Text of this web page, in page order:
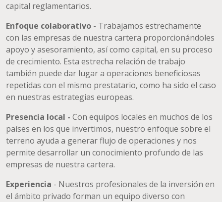
capital reglamentarios.
Enfoque colaborativo - Trabajamos estrechamente
con las empresas de nuestra cartera proporcionándoles
apoyo y asesoramiento, así como capital, en su proceso
de crecimiento. Esta estrecha relación de trabajo
también puede dar lugar a operaciones beneficiosas
repetidas con el mismo prestatario, como ha sido el caso
en nuestras estrategias europeas.
Presencia local - Con equipos locales en muchos de los
países en los que invertimos, nuestro enfoque sobre el
terreno ayuda a generar flujo de operaciones y nos
permite desarrollar un conocimiento profundo de las
empresas de nuestra cartera.
Experiencia - Nuestros profesionales de la inversión en
el ámbito privado forman un equipo diverso con